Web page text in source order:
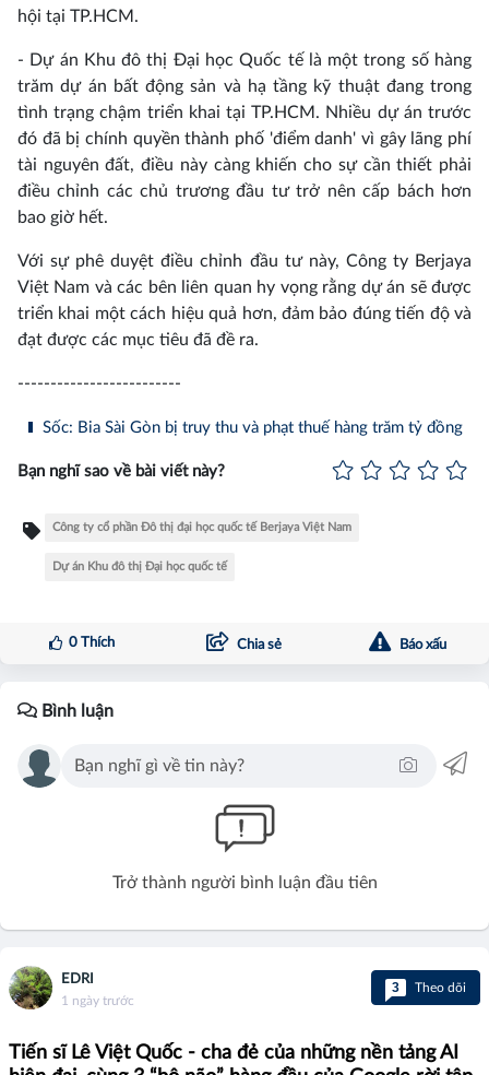
hội tại TP.HCM.
- Dự án Khu đô thị Đại học Quốc tế là một trong số hàng
trăm dự án bất động sản và hạ tầng kỹ thuật đang trong
tình trạng chậm triển khai tại TP.HCM. Nhiều dự án trước
đó đã bị chính quyền thành phố 'điểm danh' vì gây lãng phí
tài nguyên đất, điều này càng khiến cho sự cần thiết phải
điều chỉnh các chủ trương đầu tư trở nên cấp bách hơn
bao giờ hết.
Với sự phê duyệt điều chỉnh đầu tư này, Công ty Berjaya
Việt Nam và các bên liên quan hy vọng rằng dự án sẽ được
triển khai một cách hiệu quả hơn, đảm bảo đúng tiến độ và
đạt được các mục tiêu đã đề ra.
-------------------------
Sốc: Bia Sài Gòn bị truy thu và phạt thuế hàng trăm tỷ đồng
Bạn nghĩ sao về bài viết này?
Công ty cổ phần Đô thị đại học quốc tế Berjaya Việt Nam
Dự án Khu đô thị Đại học quốc tế
0Thích Chia sẻ Báo xấu
Bình luận
Trở thành người bình luận đầu tiên
EDRI
1 ngày trước
3 Theo dõi
Tiến sĩ Lê Việt Quốc - cha đẻ của những nền tảng AI